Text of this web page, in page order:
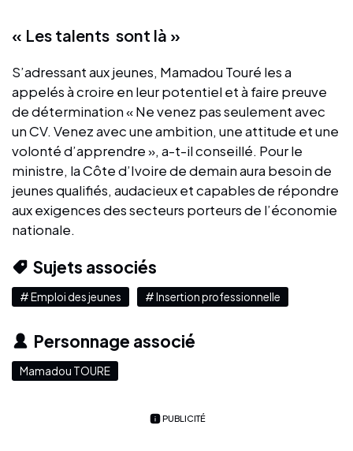
« Les talents sont là »
S’adressant aux jeunes, Mamadou Touré les a
appelés à croire en leur potentiel et à faire preuve
de détermination « Ne venez pas seulement avec
un CV. Venez avec une ambition, une attitude et une
volonté d’apprendre », a-t-il conseillé. Pour le
ministre, la Côte d’Ivoire de demain aura besoin de
jeunes qualifiés, audacieux et capables de répondre
aux exigences des secteurs porteurs de l’économie
nationale.
Sujets associés
# Emploi des jeunes # Insertion professionnelle
Personnage associé
Mamadou TOURE
PUBLICITÉ